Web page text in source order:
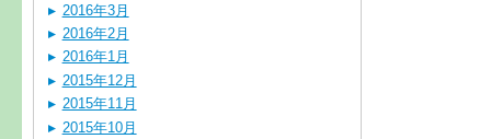
2016年3月
2016年2月
2016年1月
2015年12月
2015年11月
2015年10月